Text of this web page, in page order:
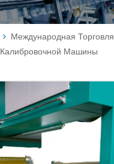
Международная Торговля
Калибровочной Машины